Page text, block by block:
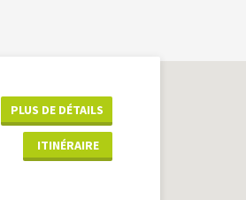
PLUS DE DÉTAILS
ITINÉRAIRE